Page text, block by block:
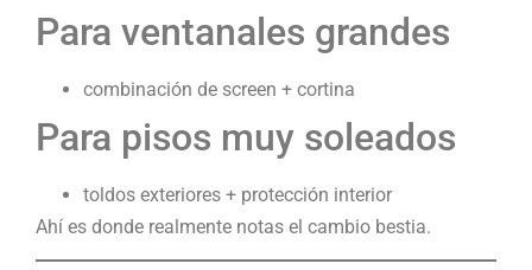
Para ventanales grandes
combinación de screen + cortina
Para pisos muy soleados
toldos exteriores + protección interior
Ahí es donde realmente notas el cambio bestia.